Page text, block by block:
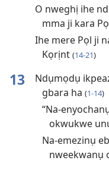
O nweghị ihe
mma ji kara
Ihe mere Pọl ji
Kọrịnt (14-21)
13
Ndụmọdụ
gbara ha (1-14)
“Na-
okwukwe
Na-emezinụ
nweekwanụ